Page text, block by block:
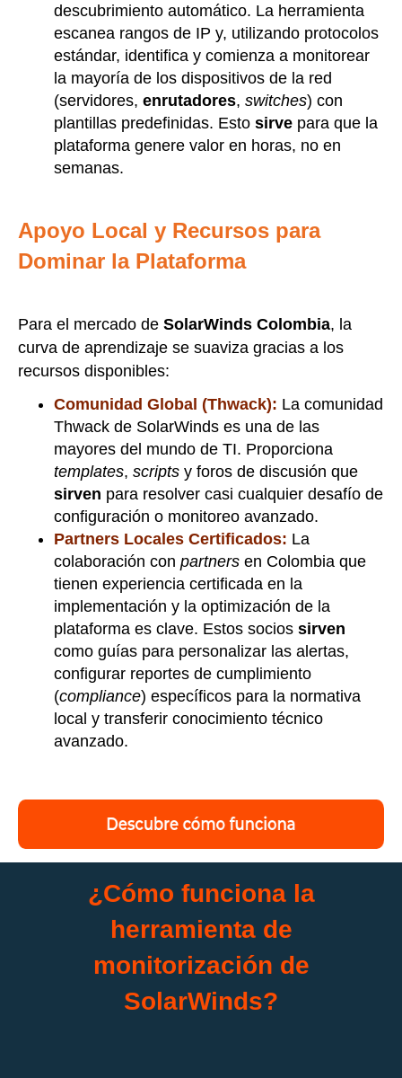
descubrimiento automático. La herramienta
escanea rangos de IP y, utilizando protocolos
estándar, identifica y comienza a monitorear
la mayoría de los dispositivos de la red
(servidores, enrutadores, switches) con
plantillas predefinidas. Esto sirve para que la
plataforma genere valor en horas, no en
semanas.
Apoyo Local y Recursos para
Dominar la Plataforma
Para el mercado de SolarWinds Colombia, la
curva de aprendizaje se suaviza gracias a los
recursos disponibles:
Comunidad Global (Thwack): La comunidad
Thwack de SolarWinds es una de las
mayores del mundo de TI. Proporciona
templates, scripts y foros de discusión que
sirven para resolver casi cualquier desafío de
configuración o monitoreo avanzado.
Partners Locales Certificados: La
colaboración con partners en Colombia que
tienen experiencia certificada en la
implementación y la optimización de la
plataforma es clave. Estos socios sirven
como guías para personalizar las alertas,
configurar reportes de cumplimiento
(compliance) específicos para la normativa
local y transferir conocimiento técnico
avanzado.
¿Cómo funciona la
herramienta de
monitorización de
SolarWinds?